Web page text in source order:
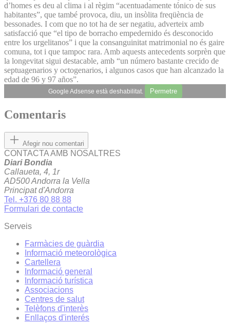
d’homes es deu al clima i al règim “acentuadamente tónico de sus
habitantes”, que també provoca, diu, un insòlita freqüència de
bessonades. I com que no tot ha de ser negatiu, adverteix amb
satisfacció que “el tipo de borracho empedernido és desconocido
entre los urgelitanos” i que la consanguinitat matrimonial no és gaire
comuna, tot i que tampoc rara. Amb aquests antecedents sorprèn que
la longevitat sigui destacable, amb “un número bastante crecido de
septuagenarios y octogenarios, i algunos casos que han alcanzado la
edad de 96 y 97 años”.
Google Adsense està deshabilitat. Permetre
Comentaris
Afegir nou comentari
CONTACTA AMB NOSALTRES
Diari Bondia
Callaueta, 4, 1r
AD500 Andorra la Vella
Principat d'Andorra
Tel. +376 80 88 88
Formulari de contacte
Serveis
Farmàcies de guàrdia
Informació meteorològica
Cartellera
Informació general
Informació turística
Associacions
Centres de salut
Telèfons d'interès
Enllaços d'interés